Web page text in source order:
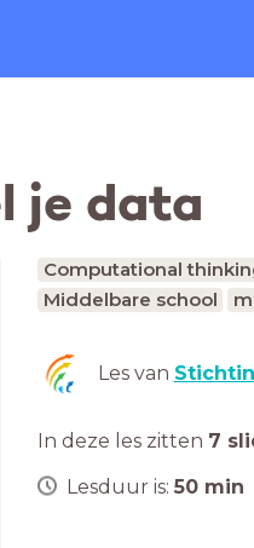
je data
Computational
Middelbare school
Les van
In deze les zitten 7
Lesduur is: 50 min